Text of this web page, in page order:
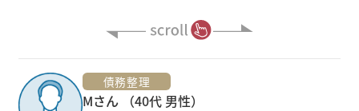
債務整理
Mさん （40代 男性）